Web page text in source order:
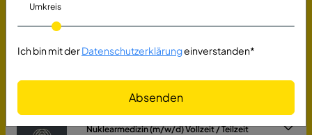
Wessenberg Stefan
MT-R / MTRA für die Bereiche Radiologie und
Nuklearmedizin (m/w/d) Vollzeit / Teilzeit
Umkreis
Ich bin mit derDatenschutzerklärungeinverstanden*
Absenden